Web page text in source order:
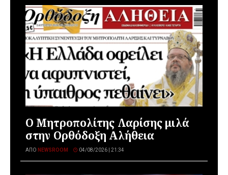
Ο Μητροπολίτης Λαρίσης μιλά
στην Ορθόδοξη Αλήθεια
ΑΠΌ NEWSROOM 04/08/2026 | 21:34